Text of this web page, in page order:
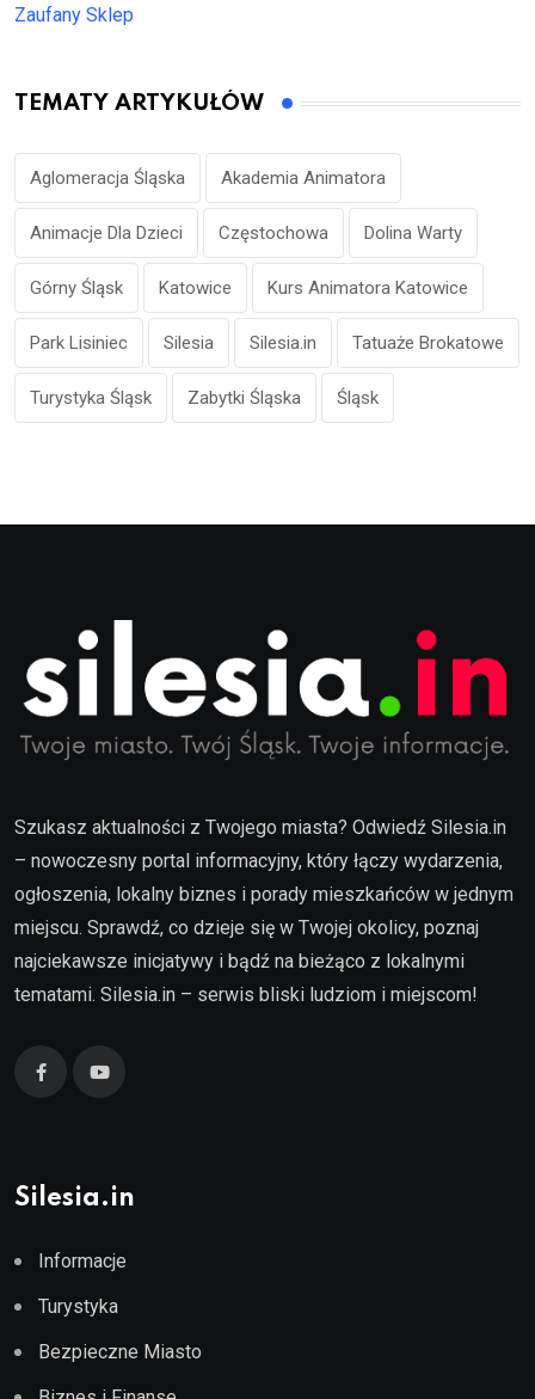
Zaufany Sklep
TEMATY ARTYKUŁÓW
Aglomeracja Śląska Akademia Animatora
Animacje Dla Dzieci Częstochowa Dolina Warty
Górny Śląsk Katowice Kurs Animatora Katowice
Park Lisiniec Silesia Silesia.in Tatuaże Brokatowe
Turystyka Śląsk Zabytki Śląska Śląsk
Szukasz aktualności z Twojego miasta? Odwiedź Silesia.in
– nowoczesny portal informacyjny, który łączy wydarzenia,
ogłoszenia, lokalny biznes i porady mieszkańców w jednym
miejscu. Sprawdź, co dzieje się w Twojej okolicy, poznaj
najciekawsze inicjatywy i bądź na bieżąco z lokalnymi
tematami. Silesia.in – serwis bliski ludziom i miejscom!
Silesia.in
Informacje
Turystyka
Bezpieczne Miasto